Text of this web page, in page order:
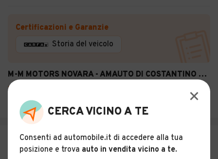
Certificazioni e Garanzie
Storia del veicolo
M-M MOTORS NOVARA - AMAUTO DI COSTANTINO DANIEL
Galliate (NO)
€ 5.000
Skoda Yeti 1.6 TDI CR 105CV Active
CERCA VICINO A TE
Consenti ad automobile.it di accedere alla tua
posizione e trova auto in vendita vicino a te.